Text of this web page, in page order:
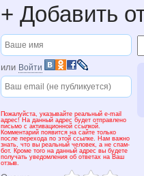
+ Добавить
или Войти
Пожалуйста, указывайте реальный e-mail
адрес! На данный адрес будет отправлено
письмо с активационной ссылкой.
Комментарий появится на сайте только
после перехода по этой ссылке. Нам важно
знать, что вы реальный человек, а не спам-
бот. Кроме того на данный адрес вы будете
получать уведомления об ответах на Ваш
отзыв.